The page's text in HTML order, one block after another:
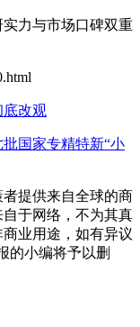
力与市场口碑双重
底改观
批国家专精特新“小
提供来自全球的商
于网络，不为其真
业用途，如有异议
的小编将予以删